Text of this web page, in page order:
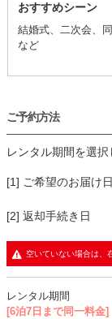
おすすめシーン
結婚式、二次会、
など
ご予約方法
レンタル期間を選
[1] ご希望のお届け日
[2] 返却手続き日
空いていない場合は、
レンタル期間
[6泊7日まで同一料金]